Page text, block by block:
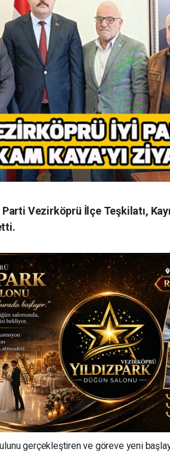
Vezirköprü İlçe Teşkilatı,
gerçekleştiren ve göreve yeni